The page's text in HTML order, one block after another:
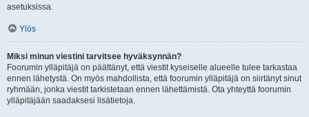
asetuksissa.
Ylös
Miksi minun viestini tarvitsee hyväksynnän?
Foorumin ylläpitäjä on päättänyt, että viestit kyseiselle alueelle tulee tarkastaa
ennen lähetystä. On myös mahdollista, että foorumin ylläpitäjä on siirtänyt sinut
ryhmään, jonka viestit tarkistetaan ennen lähettämistä. Ota yhteyttä foorumin
ylläpitäjään saadaksesi lisätietoja.